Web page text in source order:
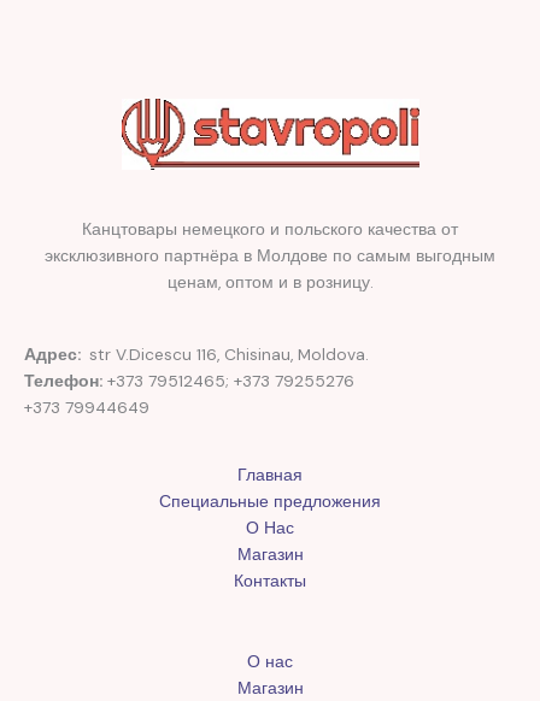
Канцтовары немецкого и польского качества от
эксклюзивного партнёра в Молдове по самым выгодным
ценам, оптом и в розницу.
Адрес: str V.Dicescu 116, Chisinau, Moldova.
Телефон: +373 79512465; +373 79255276
+373 79944649
Главная
Специальные предложения
О Нас
Магазин
Контакты
О нас
Магазин